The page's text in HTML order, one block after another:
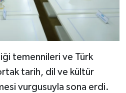
temennileri ve Türk
tarih, dil ve kültür
vurgusuyla sona erdi.